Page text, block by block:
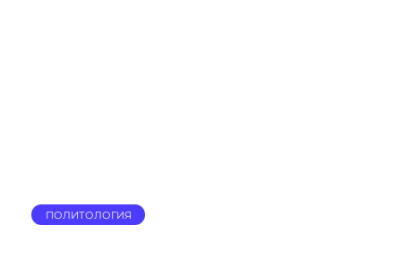
ПОЛИТОЛОГИЯ